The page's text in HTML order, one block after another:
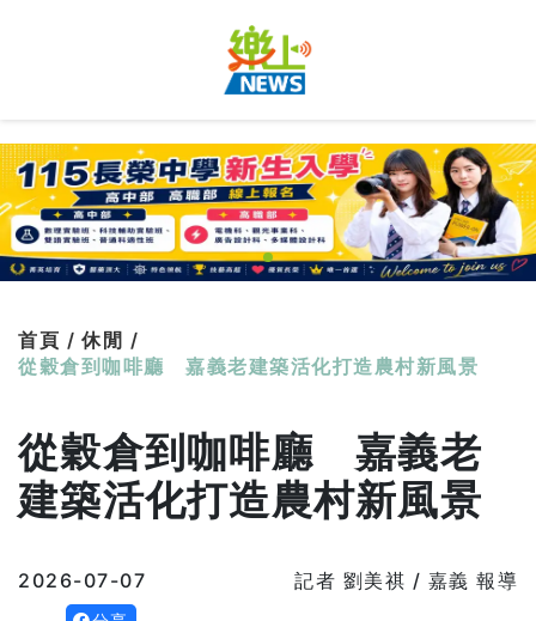
首頁 / 休閒 /
從穀倉到咖啡廳 嘉義老建築活化打造農村新風景
從穀倉到咖啡廳 嘉義老
建築活化打造農村新風景
2026-07-07 記者 劉美祺 / 嘉義 報導